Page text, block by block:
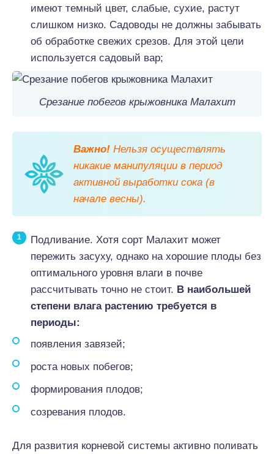
имеют темный цвет, слабые, сухие, растут
слишком низко. Садоводы не должны забывать
об обработке свежих срезов. Для этой цели
используется садовый вар;
Срезание побегов крыжовника Малахит
Важно! Нельзя осуществлять
никакие манипуляции в период
активной выработки сока (в
начале весны).
Подливание. Хотя сорт Малахит может
пережить засуху, однако на хорошие плоды без
оптимального уровня влаги в почве
рассчитывать точно не стоит. В наибольшей
степени влага растению требуется в
периоды:
появления завязей;
роста новых побегов;
формирования плодов;
созревания плодов.
Для развития корневой системы активно поливать